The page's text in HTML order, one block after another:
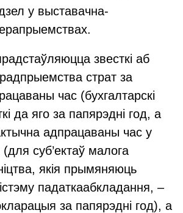
у выставачна-
звесткі аб
страт за
час (бухгалтарскі
да яго за папярэдні год, а
адпрацаваны час у
суб’ектаў малога
якія прымяняюць
падаткаабкладання, –
за папярэдні год), а